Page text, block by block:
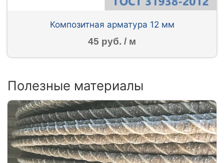
Композитная арматура 12 мм
45 руб. / м
Полезные материалы